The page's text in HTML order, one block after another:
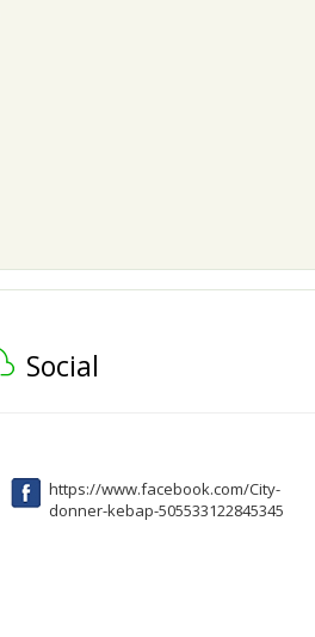
Social
https://www.facebook.com/City-
donner-kebap-505533122845345